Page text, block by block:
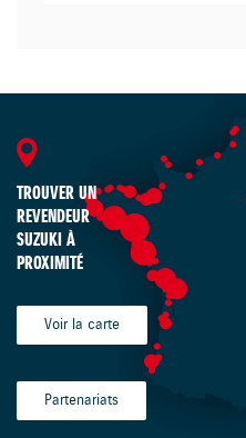
TROUVER UN
REVENDEUR
SUZUKI À
PROXIMITÉ
Voir la carte
Partenariats